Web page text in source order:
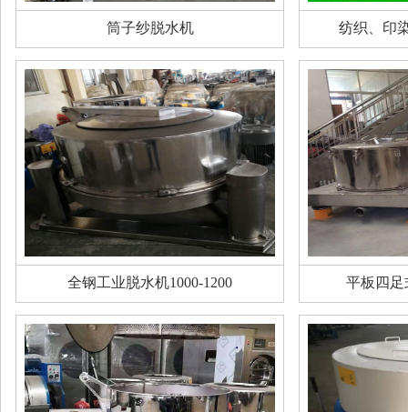
筒子纱脱水机 纺织、印
全钢工业脱水机1000-1200 平板四足